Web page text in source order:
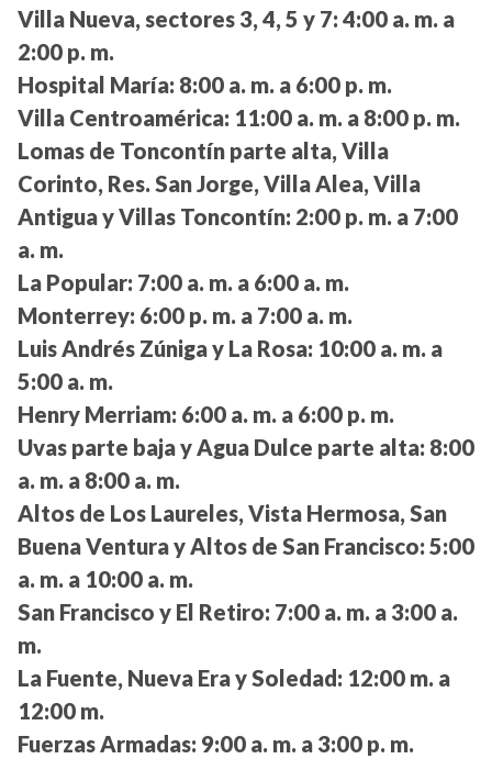
Villa Nueva, sectores 3, 4, 5 y 7: 4:00 a. m. a
2:00 p. m.
Hospital María: 8:00 a. m. a 6:00 p. m.
Villa Centroamérica: 11:00 a. m. a 8:00 p. m.
Lomas de Toncontín parte alta, Villa
Corinto, Res. San Jorge, Villa Alea, Villa
Antigua y Villas Toncontín: 2:00 p. m. a 7:00
a. m.
La Popular: 7:00 a. m. a 6:00 a. m.
Monterrey: 6:00 p. m. a 7:00 a. m.
Luis Andrés Zúniga y La Rosa: 10:00 a. m. a
5:00 a. m.
Henry Merriam: 6:00 a. m. a 6:00 p. m.
Uvas parte baja y Agua Dulce parte alta: 8:00
a. m. a 8:00 a. m.
Altos de Los Laureles, Vista Hermosa, San
Buena Ventura y Altos de San Francisco: 5:00
a. m. a 10:00 a. m.
San Francisco y El Retiro: 7:00 a. m. a 3:00 a.
m.
La Fuente, Nueva Era y Soledad: 12:00 m. a
12:00 m.
Fuerzas Armadas: 9:00 a. m. a 3:00 p. m.